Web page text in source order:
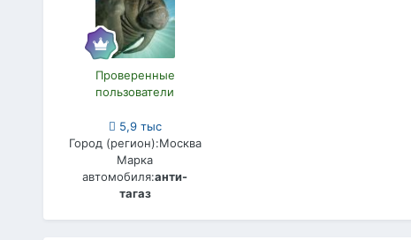
Проверенные
пользователи
5,9 тыс
Город (регион):Москва
Марка
автомобиля:анти-
тагаз